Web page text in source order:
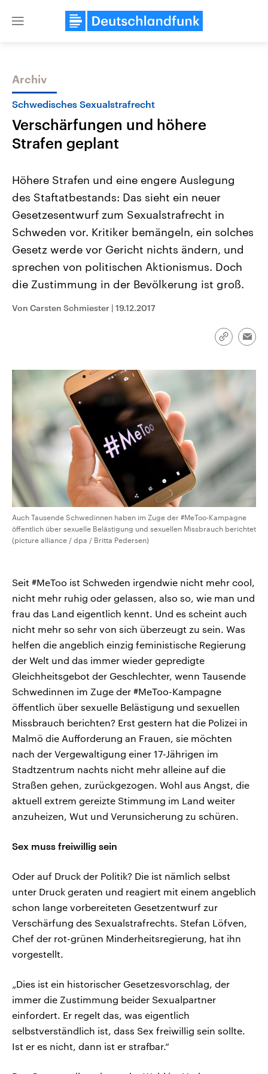
Close
Themen
Landtagswahl Sachsen-Anhalt
2026
Alle Informationen
Sachsen-Anhalt wählt am 6.
September 2026 einen neuen
Landtag. Seit 2021 wird das
Bundesland von einer Koalition aus
CDU, SPD und FDP regiert.-
Umfragen, Prognosen,
und Hintergründe zu den Parteien
und Kandidaten der anstehenden
USA
Aktuelle Beiträge,
Hintergründe
Wirtschaftlich und
gehören die Vereinigten
den mächtigsten Ländern
mit großem Einfluss auf
Sendungen Programm Podcasts
Archiv
Schwedisches Sexualstrafrecht
Verschärfungen und höhere
Strafen geplant
Höhere Strafen und eine engere Auslegung
des Staftatbestands: Das sieht ein neuer
Gesetzesentwurf zum Sexualstrafrecht in
Schweden vor. Kritiker bemängeln, ein solches
Gesetz werde vor Gericht nichts ändern, und
sprechen von politischen Aktionismus. Doch
die Zustimmung in der Bevölkerung ist groß.
Von Carsten Schmiester | 19.12.2017
Link
Auch Tausende Schwedinnen haben im Zuge der #MeToo-Kampagne
öffentlich über sexuelle Belästigung und sexuellen Missbrauch berichtet
(picture alliance / dpa / Britta Pedersen)
Seit #MeToo ist Schweden irgendwie nicht mehr cool,
nicht mehr ruhig oder gelassen, also so, wie man und
frau das Land eigentlich kennt. Und es scheint auch
nicht mehr so sehr von sich überzeugt zu sein. Was
helfen die angeblich einzig feministische Regierung
der Welt und das immer wieder gepredigte
Gleichheitsgebot der Geschlechter, wenn Tausende
Schwedinnen im Zuge der #MeToo-Kampagne
öffentlich über sexuelle Belästigung und sexuellen
Missbrauch berichten? Erst gestern hat die Polizei in
Malmö die Aufforderung an Frauen, sie möchten
nach der Vergewaltigung einer 17-Jährigen im
Stadtzentrum nachts nicht mehr alleine auf die
Straßen gehen, zurückgezogen. Wohl aus Angst, die
aktuell extrem gereizte Stimmung im Land weiter
anzuheizen, Wut und Verunsicherung zu schüren.
Sex muss freiwillig sein
Oder auf Druck der Politik? Die ist nämlich selbst
unter Druck geraten und reagiert mit einem angeblich
schon lange vorbereiteten Gesetzentwurf zur
Verschärfung des Sexualstrafrechts. Stefan Löfven,
Chef der rot-grünen Minderheitsregierung, hat ihn
vorgestellt.
„Dies ist ein historischer Gesetzesvorschlag, der
immer die Zustimmung beider Sexualpartner
einfordert. Er regelt das, was eigentlich
selbstverständlich ist, dass Sex freiwillig sein sollte.
Ist er es nicht, dann ist er strafbar.“